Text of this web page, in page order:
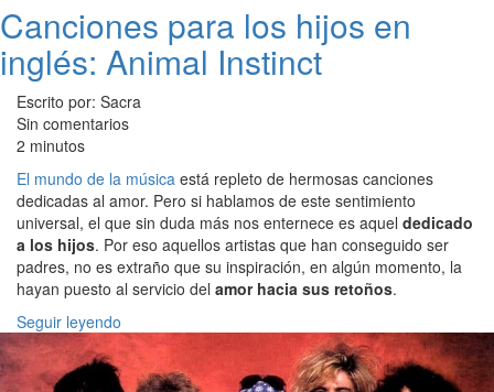
Canciones para los hijos en
inglés: Animal Instinct
Escrito por: Sacra
Sin comentarios
2 minutos
El mundo de la música está repleto de hermosas canciones
dedicadas al amor. Pero si hablamos de este sentimiento
universal, el que sin duda más nos enternece es aquel dedicado
a los hijos. Por eso aquellos artistas que han conseguido ser
padres, no es extraño que su inspiración, en algún momento, la
hayan puesto al servicio del amor hacia sus retoños.
Seguir leyendo